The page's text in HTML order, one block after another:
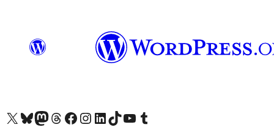
Visit our X (formerly Twitter) account
Visit our Bluesky account
Visit our Mastodon account
Visit our Threads account
訪問我們的 Facebook 專頁Visit our Instagram account
Visit our LinkedIn account
Visit our TikTok account
Visit our YouTube channel
Visit our Tumblr account